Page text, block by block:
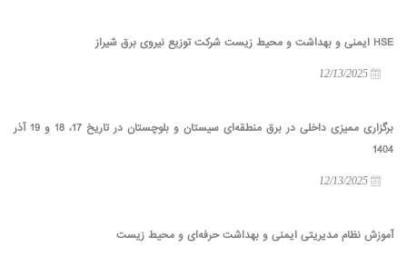
HSE ایمنی و بهداشت و محیط زیست شرکت توزیع نیروی برق شیراز
برگزاری ممیزی داخلی در برق منطقه‌ای سیستان و بلوچستان در تاریخ 17، 18 و 19 آذر
1404
آموزش نظام مدیریتی ایمنی و بهداشت حرفه‌ای و محیط زیست